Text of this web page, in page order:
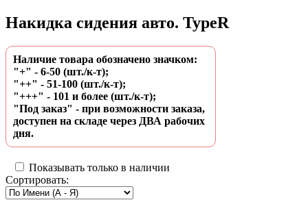
Накидка сидения авто. TypeR
Наличие товара обозначено значком:
"+" - 6-50 (шт./к-т);
"++" - 51-100 (шт./к-т);
"+++" - 101 и более (шт./к-т);
"Под заказ" - при возможности заказа,
доступен на складе через ДВА рабочих
дня.
Показывать только в наличии
Сортировать: